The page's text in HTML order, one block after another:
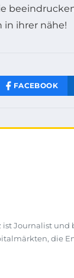
FACEBOOK
ist Journalist
die